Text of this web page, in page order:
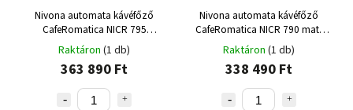
Nivona automata kávéfőző
CafeRomatica NICR 795
Titanium/Chrom
Raktáron (1 db)
363 890 Ft
Nivona automata kávéfőző
CafeRomatica NICR 790 matt
fekete/króm
Raktáron (1 db)
338 490 Ft